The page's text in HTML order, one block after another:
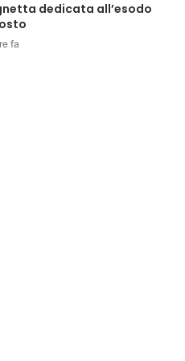
dedicata all’esodo
fa